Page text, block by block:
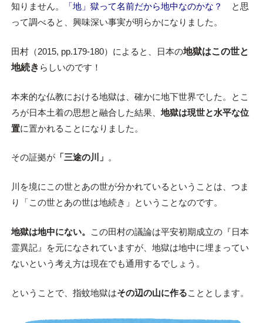
知りません。
「地」獄って名前だから地中なのかな？
と思
って調べると、興味深い事実が明らかになりました。
田村（2015, pp.179-180）によると、日本の地獄はこの世と
地続き らしいのです！
本来的な仏教における地獄は、確かに地下世界でした。とこ
ろが日本土着の思想と融合した結果、地獄は現世と水平な位
置に置かれることになりました。
その証拠が「三途の川」 。
川を境にこの世とあの世が分かれているということは、つま
り「この世とあの世は地続き」ということなのです。
地獄は地中にない。
この田村の議論は平安初期成立の『日本
霊異記』を元になされていますが、地獄は地中に埋まってい
ないという考え方は現在でも通用するでしょう。
ということで、指蚊地獄はその辺の山に作ることとします。